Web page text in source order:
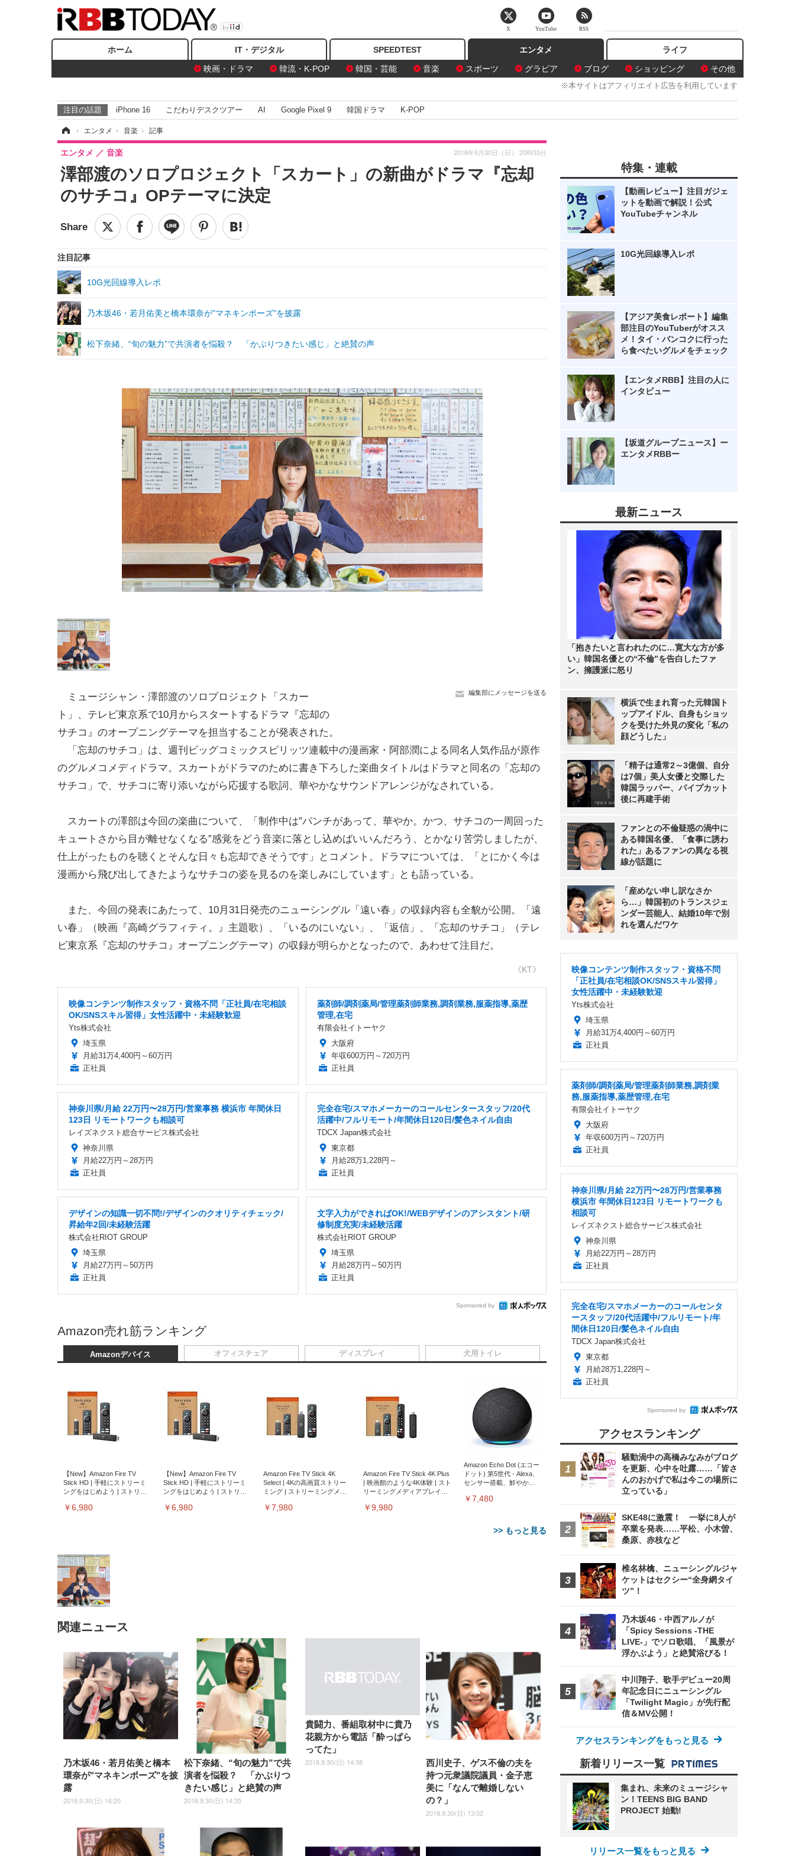
ホーム IT・デジタル SPEEDTEST
エンタメ
映画・ドラマ
韓流・K-POP 韓国・芸能 音楽 スポーツ グラビア ブログ ショッピング その他
ライフ
※本サイトはアフィリエイト広告を利用しています
注目の話題 iPhone 16 こだわりデスクツアー AI Google Pixel 9 韓国ドラマ K-POP
› エンタメ › 音楽 › 記事
澤部渡のソロプロジェクト「スカート」の新曲がドラマ『忘却
のサチコ』OPテーマに決定
エンタメ 音楽 2018年9月30日（日） 20時53分
注目記事
10G光回線導入レポ
乃木坂46・若月佑美と橋本環奈が"マネキンポーズ"を披露
松下奈緒、“旬の魅力”で共演者を悩殺？ 「かぶりつきたい感じ」と絶賛の声
編集部にメッセージを送る
ミュージシャン・澤部渡のソロプロジェクト「スカー
ト」、テレビ東京系で10月からスタートするドラマ『忘却の
サチコ』のオープニングテーマを担当することが発表された。
「忘却のサチコ」は、週刊ビッグコミックスピリッツ連載中の漫画家・阿部潤による同名人気作品が原作
のグルメコメディドラマ。スカートがドラマのために書き下ろした楽曲タイトルはドラマと同名の「忘却の
サチコ」で、サチコに寄り添いながら応援する歌詞、華やかなサウンドアレンジがなされている。
スカートの澤部は今回の楽曲について、「制作中は”パンチがあって、華やか。かつ、サチコの一周回った
キュートさから目が離せなくなる”感覚をどう音楽に落とし込めばいいんだろう、とかなり苦労しましたが、
仕上がったものを聴くとそんな日々も忘却できそうです」とコメント。ドラマについては、「とにかく今は
漫画から飛び出してきたようなサチコの姿を見るのを楽しみにしています」とも語っている。
また、今回の発表にあたって、10月31日発売のニューシングル「遠い春」の収録内容も全貌が公開。「遠
い春」（映画『高崎グラフィティ。』主題歌）、「いるのにいない」、「返信」、「忘却のサチコ」（テレ
ビ東京系『忘却のサチコ』オープニングテーマ）の収録が明らかとなったので、あわせて注目だ。
《KT》
映像コンテンツ制作スタッフ・資格不問「正社員/在宅相談
OK/SNSスキル習得」女性活躍中・未経験歓迎
Yts株式会社
埼玉県
月給31万4,400円～60万円
正社員
薬剤師/調剤薬局/管理薬剤師業務,調剤業務,服薬指導,薬歴
管理,在宅
有限会社イトーヤク
大阪府
年収600万円～720万円
正社員
神奈川県/月給 22万円〜28万円/営業事務 横浜市 年間休日
123日 リモートワークも相談可
レイズネクスト総合サービス株式会社
神奈川県
月給22万円～28万円
正社員
完全在宅/スマホメーカーのコールセンタースタッフ/20代
活躍中/フルリモート/年間休日120日/髪色ネイル自由
TDCX Japan株式会社
東京都
月給28万1,228円～
正社員
デザインの知識一切不問!/デザインのクオリティチェック/
昇給年2回/未経験活躍
株式会社RIOT GROUP
埼玉県
月給27万円～50万円
正社員
文字入力ができればOK!/WEBデザインのアシスタント/研
修制度充実/未経験活躍
株式会社RIOT GROUP
埼玉県
月給28万円～50万円
正社員
Sponsored by
Amazon売れ筋ランキング
Amazonデバイス
【New】Amazon Fire TV
Stick HD | 手軽にストリーミ
ングをはじめよう | ストリー
￥6,980
【New】Amazon Fire TV
Stick HD | 手軽にストリーミ
ングをはじめよう | ストリー
￥6,980
Amazon Fire TV Stick 4K
Select | 4Kの高画質ストリー
ミング | ストリーミングメデ
￥7,980
Amazon Fire TV Stick 4K Plus
| 映画館のような4K体験 | スト
リーミングメディアプレイヤ
￥9,980
Amazon Echo Dot (エコー
ドット) 第5世代 - Alexa、
センサー搭載、鮮やかな
￥7,480
>> もっと見る
オフィスチェア
子 テレワーク 疲れない 跳ね
上げ式アームレスト コンパク
ト 約105度ロッキング pc 事務
椅子 360度回転 座面昇降 強化
ナイロン樹脂ベース 通気性メ
ッシュ 在宅ワーク H-
WY01(黒網+黒枠+黒足)
￥5,699
SIHOO B100 オフィスチェア
／デスクチェア メッシュチェ
ア 人間工学 疲れない ブラッ
ク
￥27,999
Sezlife オフィスチェア デスク
チェア 疲れない テレワーク
度ロッキング機能 人間工学 椅
子 腰サポート 90度跳ね上げ
式アームレスト 3Dヘッドレス
ト ハンガー付き 高反発クッシ
ュ ゲーミング/勉強/事務用 お
しゃれ パソコンチェア (ブラ
ック)
￥7,680
チェア 疲れない テレワーク
チェア 強化バックレスト 30度
ロッキング機能 人間工学 椅子
腰サポート 90度跳ね上げ式ア
ームレスト 3Dヘッドレスト
ハンガー付き 高反発クッショ
ン PCチェア 通気性メッシュ
ゲーミング/勉強/事務用 おし
ゃれ パソコンチェア (ホワイ
ト)
￥7,680
ッシュ 通気性 ランバーサ
ポート付き 腰サポート ガ
ス圧無段階昇降 360度回
転 キャスター付き コンパ
クト 幅52×奥行58.5×高さ
84～96cm テレワーク 在
宅勤務 ブラック
￥4,139
ディスプレイ
EV3240X-WT | 31.5型4K
UHD・USB Type-C・ホワイ
￥105,595
EIZO ビジネス向けプレミア
ムモニター | FlexScan
EV2740X-WT | 27.0型4K
UHD・USB Type-C・ホワイ
￥109,572
【純正品】27"ゲーミングモ
ニター DualSense 充電フッ
ク付き（CFI-ZDM1J）
￥49,979
【整備済み品】Dell
沢 HDMI/DisplayPort/VGA
スピーカー内蔵 高さ調整 ス
￥15,800
Gaming Monitor 24” Essential ゲ
ーミングモニター QD 24.5インチ
1ms FHD 量子ドット 残像低減 (3
年保証 | 輝点保証 | 日本メーカー)
￥34,980
犬用トイレ
ーツ 薄型 レギュラー 1回使い
捨て 無香料 ホワイト 300枚
￥3,373
Amazonベーシック ペットシ
ーツ 厚型 ワイド 42枚x2袋(84
枚) ホワイト(吸収面:ライトブ
ルー)
￥3,234
ネオ・ルーライフ ネオ・オム
ツ L 中型犬用 26枚入り 単品
ック) 【Amazon.co.jp限定】
Smart Basic アイリスオーヤマ
ペットシーツ 超厚型 お徳用
ワイド 100枚入 (x 1) (ケース
￥3,670
シーツ 超厚型 お徳用 レギ
ュラー 200枚入
【Amazon.co.jp限定】
￥3,731
関連ニュース
乃木坂46・若月佑美と橋本
環奈が"マネキンポーズ"を披
露
2018.9.30(日) 16:20
松下奈緒、“旬の魅力”で共
演者を悩殺？ 「かぶりつ
きたい感じ」と絶賛の声
2018.9.30(日) 14:35
貴闘力、番組取材中に貴乃
花親方から電話「酔っぱら
ってた」
2018.9.30(日) 14:38
西川史子、ゲス不倫の夫を
持つ元衆議院議員・金子恵
美に「なんで離婚しない
の？」
2018.9.30(日) 13:02
特集・連載
【動画レビュー】注目ガジェ
ットを動画で解説！公式
YouTubeチャンネル
10G光回線導入レポ
【アジア美食レポート】編集
部注目のYouTuberがオスス
メ！タイ・バンコクに行った
ら食べたいグルメをチェック
【エンタメRBB】注目の人に
インタビュー
【坂道グループニュース】ー
エンタメRBBー
最新ニュース
「抱きたいと言われたのに…寛大な方が多
い」韓国名優との“不倫”を告白したファ
ン、擁護派に怒り
横浜で生まれ育った元韓国ト
ップアイドル、自身もショッ
クを受けた外見の変化「私の
顔どうした」
「精子は通常2～3億個、自分
は7個」美人女優と交際した
韓国ラッパー、パイプカット
後に再建手術
ファンとの不倫疑惑の渦中に
ある韓国名優、「食事に誘わ
れた」あるファンの異なる視
線が話題に
「産めない申し訳なさか
ら…」韓国初のトランスジェ
ンダー芸能人、結婚10年で別
れを選んだワケ
映像コンテンツ制作スタッフ・資格不問
「正社員/在宅相談OK/SNSスキル習得」
女性活躍中・未経験歓迎
Yts株式会社
埼玉県
月給31万4,400円～60万円
正社員
薬剤師/調剤薬局/管理薬剤師業務,調剤業
務,服薬指導,薬歴管理,在宅
有限会社イトーヤク
大阪府
年収600万円～720万円
正社員
神奈川県/月給 22万円〜28万円/営業事務
横浜市 年間休日123日 リモートワークも
相談可
レイズネクスト総合サービス株式会社
神奈川県
月給22万円～28万円
正社員
完全在宅/スマホメーカーのコールセンタ
ースタッフ/20代活躍中/フルリモート/年
間休日120日/髪色ネイル自由
TDCX Japan株式会社
東京都
月給28万1,228円～
正社員
Sponsored by
アクセスランキング
騒動渦中の高橋みなみがブログ
を更新、心中を吐露……「皆さ
んのおかげで私は今この場所に
立っている」
SKE48に激震！ 一挙に8人が
卒業を発表……平松、小木曽、
桑原、赤枝など
椎名林檎、ニューシングルジャ
ケットはセクシー“全身網タイ
ツ”！
乃木坂46・中西アルノが
「Spicy Sessions -THE
LIVE-」でソロ歌唱、「風景が
浮かぶよう」と絶賛浴びる！
中川翔子、歌手デビュー20周
年記念日にニューシングル
「Twilight Magic」が先行配
信＆MV公開！
アクセスランキングをもっと見る
新着リリース一覧
集まれ、未来のミュージシャ
ン！TEENS BIG BAND
PROJECT 始動!
リリース一覧をもっと見る
X YouTube RSS